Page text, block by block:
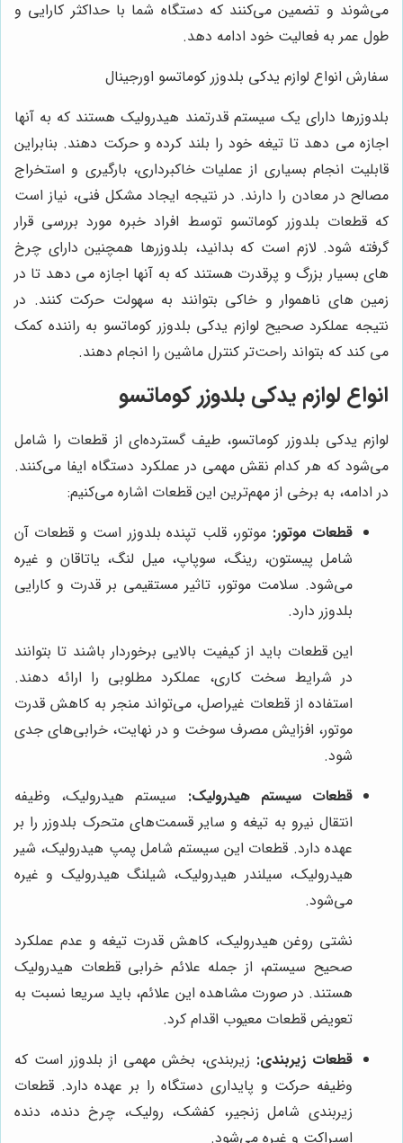
می‌شوند و تضمین می‌کنند که دستگاه شما با حداکثر کارایی و
طول عمر به فعالیت خود ادامه دهد.
سفارش انواع لوازم یدکی بلدوزر کوماتسو اورجینال
بلدوزرها دارای یک سیستم قدرتمند هیدرولیک هستند که به آنها
اجازه می‌ دهد تا تیغه خود را بلند کرده و حرکت دهند. بنابراین
قابلیت انجام بسیاری از عملیات خاکبرداری، بارگیری و استخراج
مصالح در معادن را دارند. در نتیجه ایجاد مشکل فنی، نیاز است
که قطعات بلدوزر کوماتسو توسط افراد خبره مورد بررسی قرار
گرفته شود. لازم است که بدانید، بلدوزرها همچنین دارای چرخ
‌های بسیار بزرگ و پرقدرت هستند که به آنها اجازه می ‌دهد تا در
زمین‌ های ناهموار و خاکی بتوانند به سهولت حرکت کنند. در
نتیجه عملکرد صحیح لوازم یدکی بلدوزر کوماتسو به راننده کمک
می کند که بتواند راحت‌تر کنترل ماشین را انجام دهند.
انواع لوازم یدکی بلدوزر کوماتسو
لوازم یدکی بلدوزر کوماتسو، طیف گسترده‌ای از قطعات را شامل
می‌شود که هر کدام نقش مهمی در عملکرد دستگاه ایفا می‌کنند.
در ادامه، به برخی از مهم‌ترین این قطعات اشاره می‌کنیم:
قطعات موتور: موتور، قلب تپنده بلدوزر است و قطعات آن
شامل پیستون، رینگ، سوپاپ، میل لنگ، یاتاقان و غیره
می‌شود. سلامت موتور، تاثیر مستقیمی بر قدرت و کارایی
بلدوزر دارد.
این قطعات باید از کیفیت بالایی برخوردار باشند تا بتوانند
در شرایط سخت کاری، عملکرد مطلوبی را ارائه دهند.
استفاده از قطعات غیراصل، می‌تواند منجر به کاهش قدرت
موتور، افزایش مصرف سوخت و در نهایت، خرابی‌های جدی
شود.
قطعات سیستم هیدرولیک: سیستم هیدرولیک، وظیفه
انتقال نیرو به تیغه و سایر قسمت‌های متحرک بلدوزر را بر
عهده دارد. قطعات این سیستم شامل پمپ هیدرولیک، شیر
هیدرولیک، سیلندر هیدرولیک، شیلنگ هیدرولیک و غیره
می‌شود.
نشتی روغن هیدرولیک، کاهش قدرت تیغه و عدم عملکرد
صحیح سیستم، از جمله علائم خرابی قطعات هیدرولیک
هستند. در صورت مشاهده این علائم، باید سریعا نسبت به
تعویض قطعات معیوب اقدام کرد.
قطعات زیربندی: زیربندی، بخش مهمی از بلدوزر است که
وظیفه حرکت و پایداری دستگاه را بر عهده دارد. قطعات
زیربندی شامل زنجیر، کفشک، رولیک، چرخ دنده، دنده
اسپراکت و غیره می‌شود.